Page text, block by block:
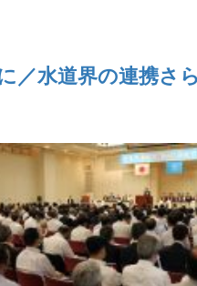
／水道界の連携さ